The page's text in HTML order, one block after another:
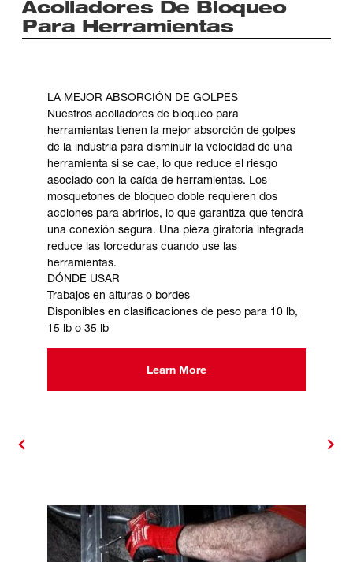
Acolladores De Bloqueo
Para Herramientas
LA MEJOR ABSORCIÓN DE GOLPES
Nuestros acolladores de bloqueo para
herramientas tienen la mejor absorción de golpes
de la industria para disminuir la velocidad de una
herramienta si se cae, lo que reduce el riesgo
asociado con la caída de herramientas. Los
mosquetones de bloqueo doble requieren dos
acciones para abrirlos, lo que garantiza que tendrá
una conexión segura. Una pieza giratoria integrada
reduce las torceduras cuando use las
herramientas.
DÓNDE USAR
Trabajos en alturas o bordes
Disponibles en clasificaciones de peso para 10 lb,
15 lb o 35 lb
Learn More